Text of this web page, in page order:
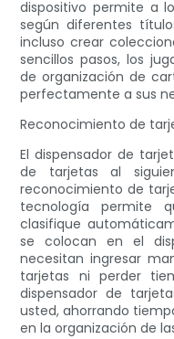
dispositivo permite a
según diferentes
incluso crear
sencillos pasos, los
de organización de
perfectamente a sus
Reconocimiento de
El dispensador de
de tarjetas al
reconocimiento de
tecnología permite
clasifique
se colocan en el
necesitan ingresar
tarjetas ni perder
dispensador de
usted, ahorrando
en la organización de